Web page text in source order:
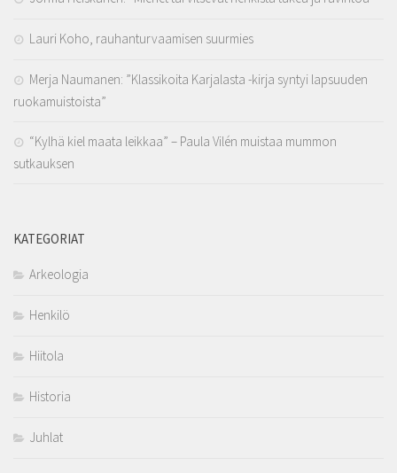
Lauri Koho, rauhanturvaamisen suurmies
Merja Naumanen: ”Klassikoita Karjalasta -kirja syntyi lapsuuden
ruokamuistoista”
“Kylhä kiel maata leikkaa” – Paula Vilén muistaa mummon
sutkauksen
KATEGORIAT
Arkeologia
Henkilö
Hiitola
Historia
Juhlat